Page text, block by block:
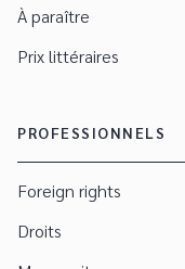
À paraître
Prix littéraires
PROFESSIONNELS
Foreign rights
Droits